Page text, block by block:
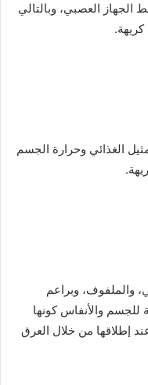
العصبي، وبالتالي
.
الغذائي وحرارة الجسم
.
والملفوف، وبراعم
للجسم والأنفاس كونها
إطلاقها من خلال العرق